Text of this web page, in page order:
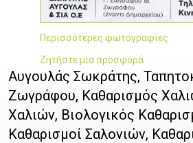
Περισσότερες φωτογραφίες
Ζητήστε μια προσφορά
Αυγουλάς Σωκράτης,
Ζωγράφου, Καθαρισμός
Χαλιών, Βιολογικός
Καθαρισμοί Σαλονιών,